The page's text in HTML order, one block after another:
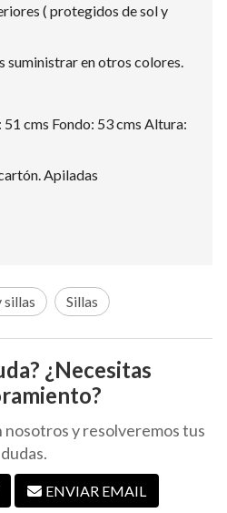
( protegidos de sol y
suministrar en otros colores.
51 cms Fondo: 53 cms Altura:
Apiladas
sillas Sillas
¿Necesitas
y resolveremos tus
dudas.
ENVIAR EMAIL